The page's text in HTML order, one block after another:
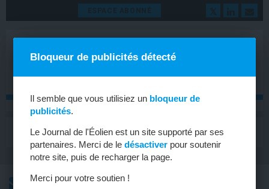
ESPACE ABONNÉ
MENU
L’ACTU
Bloqueur de publicités détecté
Il semble que vous utilisiez un bloqueur de
publicités.
Le Journal de l'Éolien est un site supporté par ses
partenaires. Merci de ledésactiver pour soutenir
notre site, puis de recharger la page.
Merci pour votre soutien !